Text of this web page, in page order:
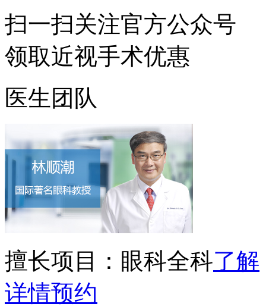
扫一扫关注官方公众号
领取近视手术优惠
医生团队
擅长项目： 眼科全科了解
详情预约